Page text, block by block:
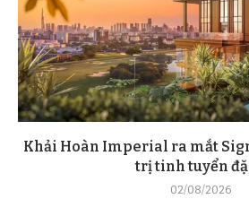
Khải Hoàn Imperial ra mắt
trị tinh tuyển
02/08/2026